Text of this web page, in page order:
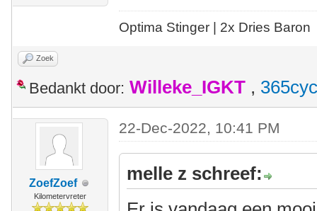
Optima Stinger | 2x Dries Baron
Zoek
Bedankt door: Willeke_IGKT ,
ZoefZoef
Kilometervreter
22-Dec-2022, 10:41 PM
melle z schreef: